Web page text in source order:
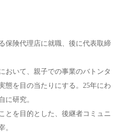
保険代理店に就職、後に代表取締
おいて、親子での事業のバトンタ
態を目の当たりにする。25年にわ
に研究。
とを目的とした、後継者コミュニ
。